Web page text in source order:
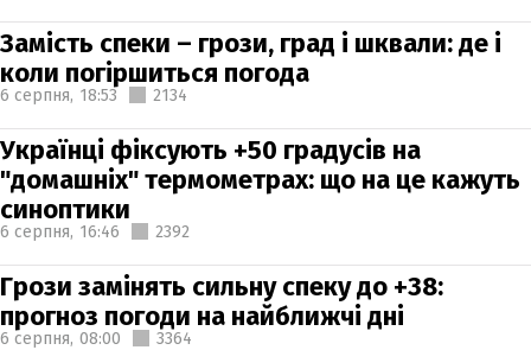
Замість спеки – грози, град і шквали: де і
коли погіршиться погода
6 серпня, 18:53 2134
Українці фіксують +50 градусів на
"домашніх" термометрах: що на це кажуть
синоптики
6 серпня, 16:46 2392
Грози замінять сильну спеку до +38:
прогноз погоди на найближчі дні
6 серпня, 08:00 3364